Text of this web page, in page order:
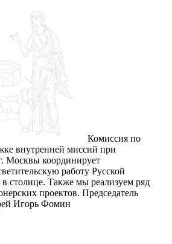
Комиссия по
внутренней миссий при
Москвы координирует
работу Русской
столице. Также мы реализуем ряд
проектов. Председатель
Игорь Фомин